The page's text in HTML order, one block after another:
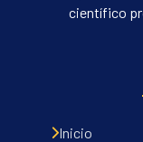
científico
Inicio